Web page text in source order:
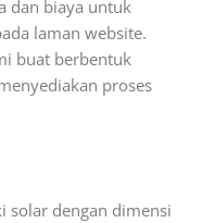
dan biaya untuk
laman website.
buat berbentuk
proses
solar dengan dimensi